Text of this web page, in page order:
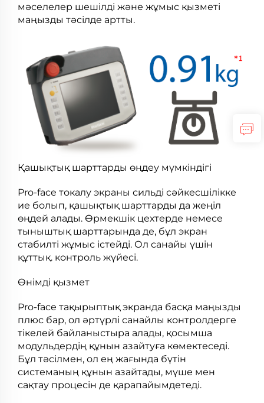
мәселелер шешілді және жұмыс қызметі
маңызды тәсілде артты.
Қашықтық шарттарды өңдеу мүмкіндігі
Pro-face токалу экраны сильді сәйкесшілікке
ие болып, қашықтық шарттарды да жеңіл
өңдей алады. Өрмекшік цехтерде немесе
тыныштық шарттарында де, бұл экран
стабилті жұмыс істейді. Ол санайы үшін
құттық. контроль жүйесі.
Өнімді қызмет
Pro-face тақырыптық экранда басқа маңызды
плюс бар, ол әртүрлі санайлы контролдерге
тікелей байланыстыра алады, қосымша
модульдердің құнын азайтуға көмектеседі.
Бұл тәсілмен, ол ең жағында бүтін
системаның құнын азайтады, мүше мен
сақтау процесін де қарапайымдетеді.